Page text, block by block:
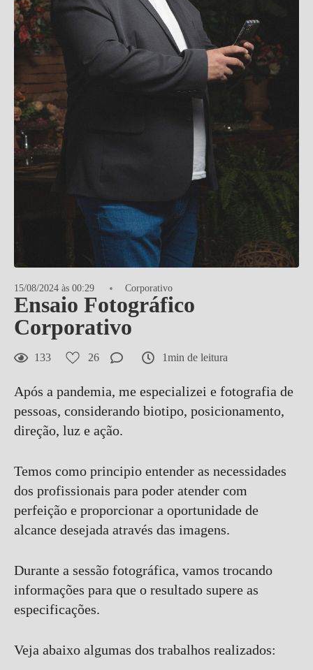
15/08/2024 às 00:29 Corporativo
Ensaio Fotográfico
Corporativo
133 26 1min de leitura
Após a pandemia, me especializei e fotografia de
pessoas, considerando biotipo, posicionamento,
direção, luz e ação.
Temos como principio entender as necessidades
dos profissionais para poder atender com
perfeição e proporcionar a oportunidade de
alcance desejada através das imagens.
Durante a sessão fotográfica, vamos trocando
informações para que o resultado supere as
especificações.
Veja abaixo algumas dos trabalhos realizados: